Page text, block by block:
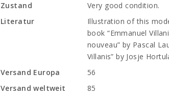
Zustand
Very good condition.
Literatur
Illustration of this
book “Emmanuel
nouveau” by Pascal
Villanis” by Josje
Versand Europa
56
Versand weltweit
85